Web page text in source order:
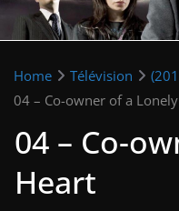
Home Télévision
04 – Co-owner of a
04 – Co-
Heart